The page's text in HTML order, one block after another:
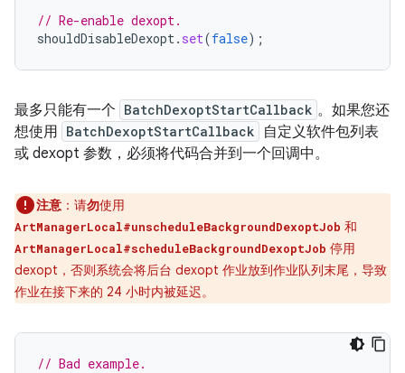
// Re-enable dexopt.
shouldDisableDexopt. set(false);
最多只能有一个 BatchDexoptStartCallback 。如果您还
想使用 BatchDexoptStartCallback
自定义软件包列表
或 dexopt 参数，必须将代码合并到一个回调中。
注意 ：请勿使用
ArtManagerLocal#unscheduleBackgroundDexoptJob 和
ArtManagerLocal#scheduleBackgroundDexoptJob 停用
dexopt，否则系统会将后台 dexopt 作业放到作业队列末尾，导致
作业在接下来的 24 小时内被延迟。
// Bad example.